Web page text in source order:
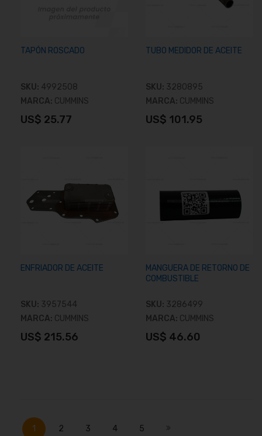
TAPÓN ROSCADO
SKU: 4992508
MARCA: CUMMINS
US$ 25.77
TUBO MEDIDOR DE ACEITE
SKU: 3280895
MARCA: CUMMINS
US$ 101.95
ENFRIADOR DE ACEITE
SKU: 3957544
MARCA: CUMMINS
US$ 215.56
MANGUERA DE RETORNO DE
COMBUSTIBLE
SKU: 3286499
MARCA: CUMMINS
US$ 46.60
PáginaActualmente estás leyendo página
1 2 3 4 5